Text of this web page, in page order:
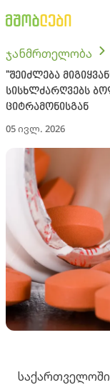
ჯანმრთელობა
"შეიძლება
სისხლძარღვებს
ციტრამონისგან
05 ივლ. 2026